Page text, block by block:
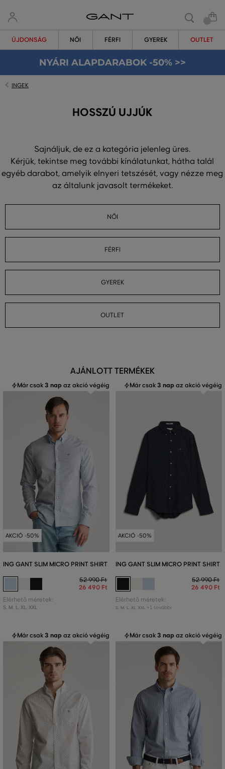
ÚJDONSÁG NŐI FÉRFI GYEREK OUTLET
NYÁRI ALAPDARABOK -50% >>
INGEK
HOSSZÚ UJJÚK
Sajnáljuk, de ez a kategória jelenleg üres.
Kérjük, tekintse meg további kínálatunkat, hátha talál
egyéb darabot, amelyik elnyeri tetszését, vagy nézze meg
az általunk javasolt termékeket.
NŐI
FÉRFI
GYEREK
OUTLET
AJÁNLOTT TERMÉKEK
Már csak3 nap az akció végéig
AKCIÓ -50%
ING GANT SLIM MICRO PRINT SHIRT
52 990 Ft
26 490 Ft
Elérhető méretek:
S, M, L, XL, XXL
Már csak3 nap az akció végéig
AKCIÓ -50%
ING GANT SLIM MICRO PRINT SHIRT
52 990 Ft
26 490 Ft
Elérhető méretek:
S, M L XL XXL +1 további
Már csak3 nap az akció végéig Már csak3 nap az akció végéig